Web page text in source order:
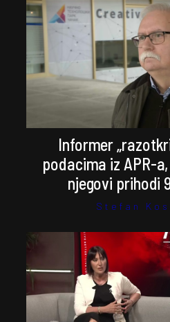
Informer
podacima iz APR-
njegovi prihodi
Stefan